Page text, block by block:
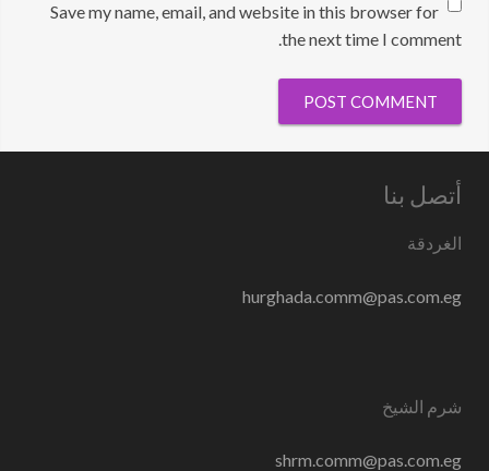
Save my name, email, and website in this browser for
the next time I comment.
أتصل بنا
الغردقة
hurghada.comm@pas.com.eg
شرم الشيخ
shrm.comm@pas.com.eg